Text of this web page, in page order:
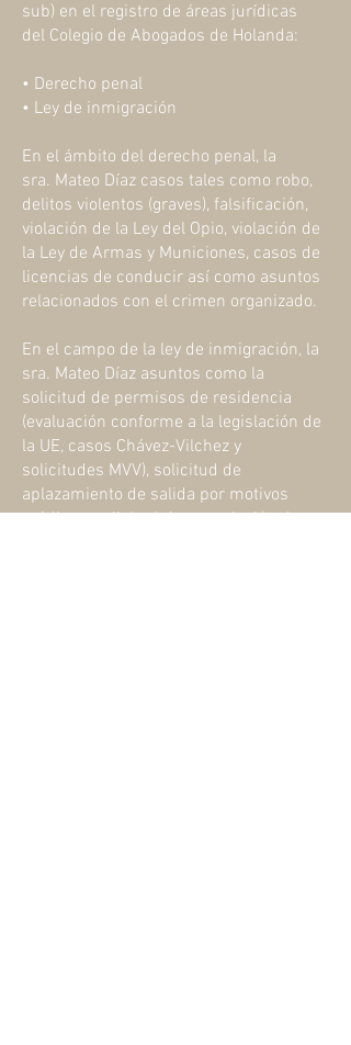
sub) en el registro de áreas jurídicas
del Colegio de Abogados de Holanda:
• Derecho penal
• Ley de inmigración
En el ámbito del derecho penal, la
sra. Mateo Díaz casos tales como robo,
delitos violentos (graves), falsificación,
violación de la Ley del Opio, violación de
la Ley de Armas y Municiones, casos de
licencias de conducir así como asuntos
relacionados con el crimen organizado.
En el campo de la ley de inmigración, la
sra. Mateo Díaz asuntos como la
solicitud de permisos de residencia
(evaluación conforme a la legislación de
la UE, casos Chávez-Vilchez y
solicitudes MVV), solicitud de
aplazamiento de salida por motivos
médicos, solicitud de cancelación de